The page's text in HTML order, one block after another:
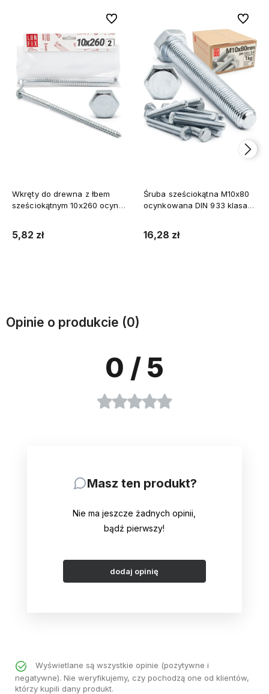
Wkręty do drewna z łbem
sześciokątnym 10x260 ocynk
5,82 zł
Do ulubionych
Śruba sześciokątna M10x80
ocynkowana DIN 933 klasa
16,28 zł
Do
Opinie o produkcie (0)
0 / 5
Masz ten produkt?
Nie ma jeszcze żadnych opinii,
bądź pierwszy!
dodaj opinię
Wyświetlane są wszystkie opinie (pozytywne i
negatywne). Nie weryfikujemy, czy pochodzą one od klientów,
którzy kupili dany produkt.